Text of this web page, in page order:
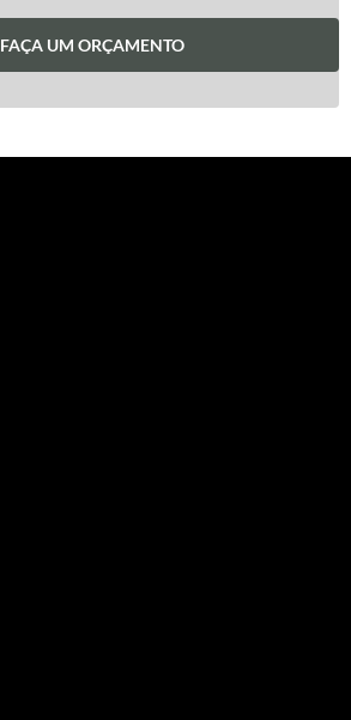
FAÇA UM ORÇAMENTO